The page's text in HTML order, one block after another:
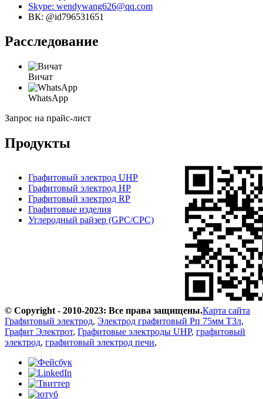
Skype: wendywang626@qq.com
ВК: @id796531651
Расследование
Вичат
WhatsApp
Запрос на прайс-лист
Продукты
Графитовый электрод UHP
Графитовый электрод HP
Графитовый электрод RP
Графитовые изделия
Углеродный райзер (GPC/CPC)
© Copyright - 2010-2023: Все права защищены.Карта сайта
Графитовый электрод, Электрод графитовый Рп 75мм Т3л,
Графит Электрот, Графитовые электроды UHP, графитовый
электрод, графитовый электрод печи,